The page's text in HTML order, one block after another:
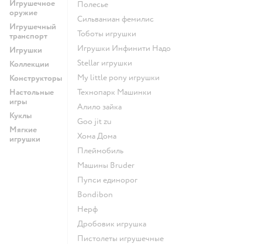
Игрушечное
оружие
Игрушечный
транспорт
Игрушки
Коллекции
Конструкторы
Настольные
игры
Куклы
Мягкие
игрушки
Полесье
Сильваниан фемилис
Тоботы игрушки
Игрушки Инфинити Надо
Stellar игрушки
my little pony игрушки
Технопарк Машинки
Алило зайка
Goo jit zu
Хома Дома
Плеймобиль
Машины Bruder
Пупси единорог
Bondibon
Нерф
Дробовик игрушка
Пистолеты игрушечные